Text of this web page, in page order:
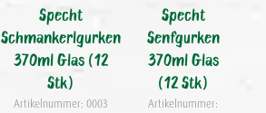
Specht
Schmankerlgurken
370ml Glas (12
Stk)
Artikelnummer: 0003
Specht
Senfgurken
370ml Glas
(12 Stk)
Artikelnummer: